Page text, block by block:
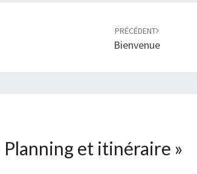
PRÉCÉDENT
Bienvenue
Planning et itinéraire »